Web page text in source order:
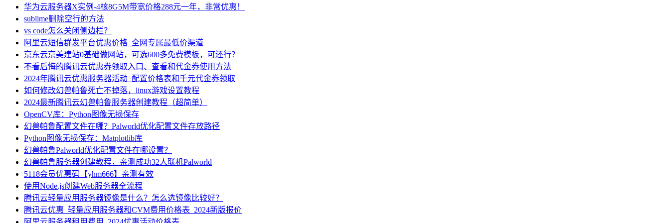
华为云服务器X实例-4核8G5M带宽价格288元一年，非常优惠！
sublime删除空行的方法
vs code怎么关闭侧边栏？
阿里云短信群发平台优惠价格_全网专属最低价渠道
京东云京美建站0基础做网站，可选600多免费模板，可还行？
不看后悔的腾讯云优惠券领取入口、查看和代金券使用方法
2024年腾讯云优惠服务器活动_配置价格表和千元代金券领取
如何修改幻兽帕鲁死亡不掉落，linux游戏设置教程
2024最新腾讯云幻兽帕鲁服务器创建教程（超简单）
OpenCV库：Python图像无损保存
幻兽帕鲁配置文件在哪？Palworld优化配置文件存放路径
Python图像无损保存：Matplotlib库
幻兽帕鲁Palworld优化配置文件在哪设置？
幻兽帕鲁服务器创建教程，亲测成功32人联机Palworld
5118会员优惠码【yhm666】亲测有效
使用Node.js创建Web服务器全流程
腾讯云轻量应用服务器镜像是什么？怎么选镜像比较好？
腾讯云优惠_轻量应用服务器和CVM费用价格表_2024新版报价